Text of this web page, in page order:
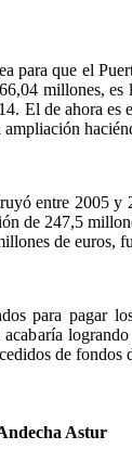
para que el
millones,
El de ahora
entre 2005
de 247,5
de euros,
para pagar
de
Astur